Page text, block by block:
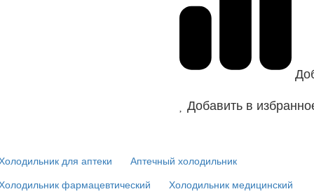
Добавить в
для аптеки
Аптечный холодильник
фармацевтический
Холодильник медицинский